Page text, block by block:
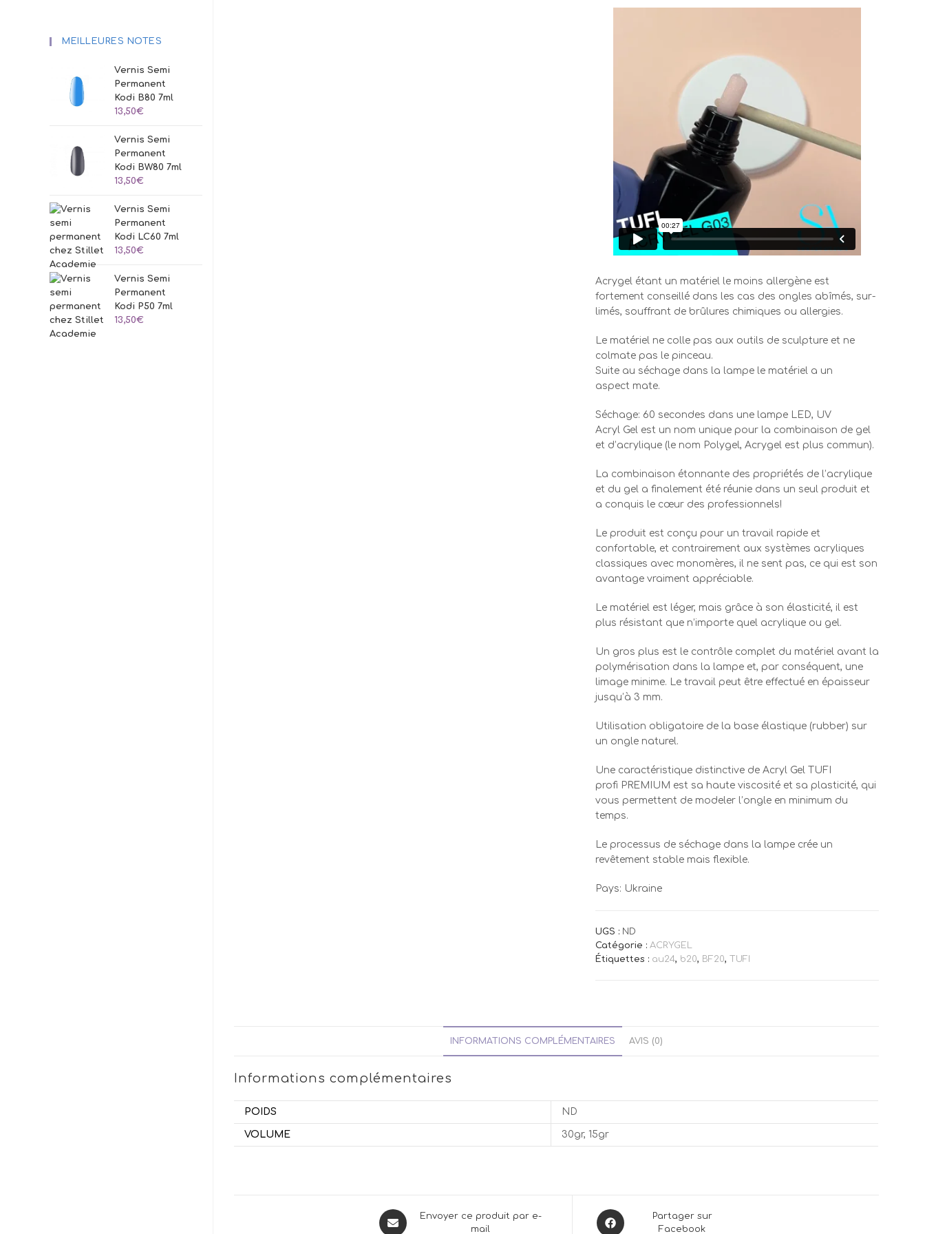
Acrygel étant un matériel le moins allergène est
fortement conseillé dans les cas des ongles abîmés, sur-
limés, souffrant de brûlures chimiques ou allergies.
Le matériel ne colle pas aux outils de sculpture et ne
colmate pas le pinceau.
Suite au séchage dans la lampe le matériel a un
aspect mate.
Séchage: 60 secondes dans une lampe LED, UV
Acryl Gel est un nom unique pour la combinaison de gel
et d’acrylique (le nom Polygel, Acrygel est plus commun).
La combinaison étonnante des propriétés de l’acrylique
et du gel a finalement été réunie dans un seul produit et
a conquis le cœur des professionnels!
Le produit est conçu pour un travail rapide et
confortable, et contrairement aux systèmes acryliques
classiques avec monomères, il ne sent pas, ce qui est son
avantage vraiment appréciable.
Le matériel est léger, mais grâce à son élasticité, il est
plus résistant que n’importe quel acrylique ou gel.
Un gros plus est le contrôle complet du matériel avant la
polymérisation dans la lampe et, par conséquent, une
limage minime. Le travail peut être effectué en épaisseur
jusqu’à 3 mm.
Utilisation obligatoire de la base élastique (rubber) sur
un ongle naturel.
Une caractéristique distinctive de Acryl Gel TUFI
profi PREMIUM est sa haute viscosité et sa plasticité, qui
vous permettent de modeler l’ongle en minimum du
temps.
Le processus de séchage dans la lampe crée un
revêtement stable mais flexible.
Pays: Ukraine
UGS : ND
Catégorie : ACRYGEL
Étiquettes : au24, b20, BF20, TUFI
INFORMATIONS COMPLÉMENTAIRES AVIS (0)
Informations complémentaires
POIDS ND
VOLUME 30gr, 15gr
Opens
in
Envoyer ce produit par e-
mail
Opens
in
Partager sur
Facebook
MEILLEURES NOTES
Vernis Semi
Permanent
Kodi B80 7ml
13,50€
Vernis Semi
Permanent
Kodi BW80 7ml
13,50€
Vernis Semi
Permanent
Kodi LC60 7ml
13,50€
Vernis Semi
Permanent
Kodi P50 7ml
13,50€